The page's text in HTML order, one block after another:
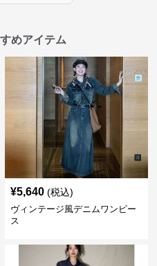
めアイテム
¥5,640 (税込)
ヴィンテージ風デニムワンピー
ス